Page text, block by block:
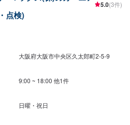
点検)
5.0(3件)
大阪府大阪市中央区久太郎町2-5-9
9:00 ~ 18:00 他1件
日曜・祝日